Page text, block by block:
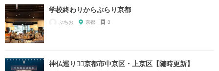
学校終わりからぶらり京都
ぶちお 京都 3
神仏巡り❁⃘京都市中京区・上京区【随時更新】